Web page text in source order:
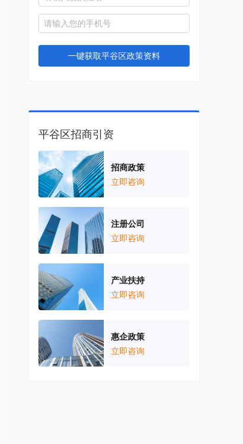
一键获取平谷区政策资料
平谷区招商引资
招商政策
立即咨询
注册公司
立即咨询
产业扶持
立即咨询
惠企政策
立即咨询